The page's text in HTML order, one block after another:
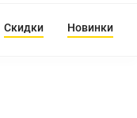
Скидки Новинки